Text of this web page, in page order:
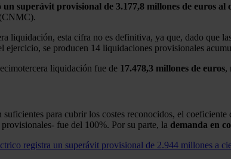
un superávit provisional de 3.177,8 millones de euros
liquidación, esta cifra no es definitiva, ya que, dado que
ejercicio, se producen 14 liquidaciones provisionales
liquidación fue de 17.478,3 millones de euros,
para cubrir los costes reconocidos, el
fue del 100%. Por su parte, la demanda en